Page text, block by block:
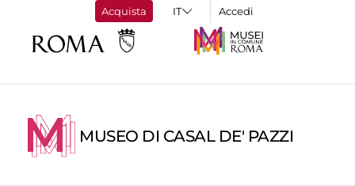
Acquista Accedi
MUSEO DI CASAL DE' PAZZI